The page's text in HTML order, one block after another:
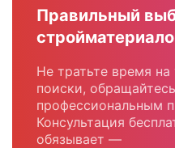
Правильный
Не тратьте время
поиски,
профессиональным
Консультация
обязывает —